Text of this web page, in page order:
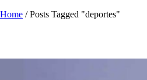
Home /Posts Tagged "deportes"